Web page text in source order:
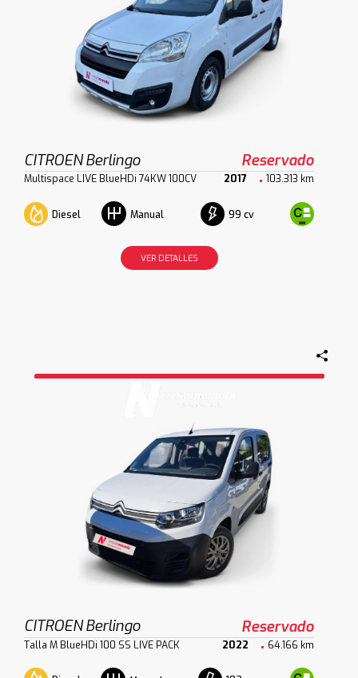
CITROEN Berlingo Reservado
Multispace LIVE BlueHDi 74KW 100CV 2017 103.313 km
Diesel Manual 99 cv
VER DETALLES
CITROEN Berlingo Reservado
Talla M BlueHDi 100 SS LIVE PACK 2022 64.166 km